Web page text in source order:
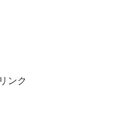
ンク